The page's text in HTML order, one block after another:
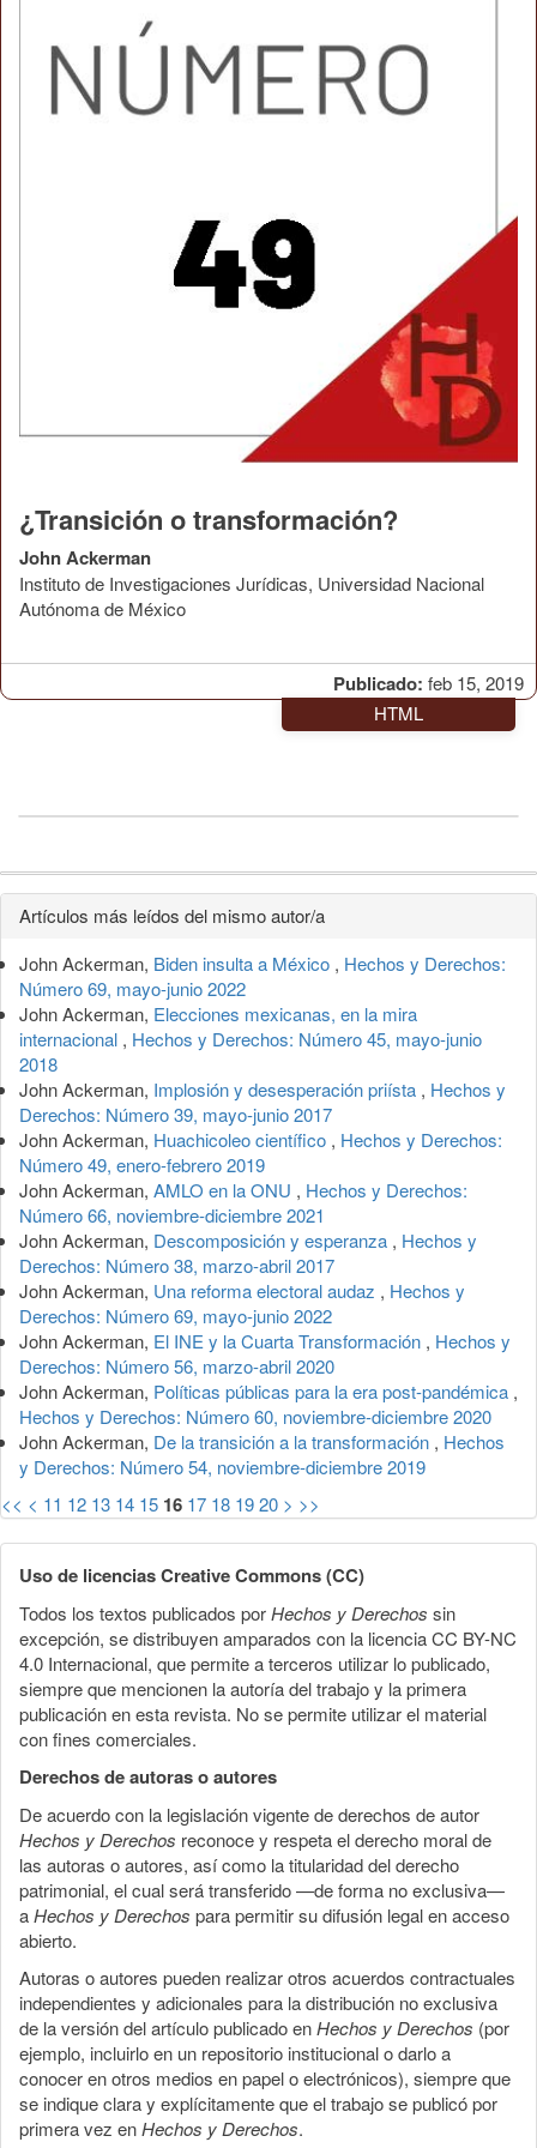
Publicado: feb 15, 2019
¿Transición o transformación?
John Ackerman
Instituto de Investigaciones Jurídicas, Universidad Nacional
Autónoma de México
HTML
Detalles
del
artículo
Artículos más leídos del mismo autor/a
John Ackerman, Biden insulta a México , Hechos y Derechos:
Número 69, mayo-junio 2022
John Ackerman, Elecciones mexicanas, en la mira
internacional , Hechos y Derechos: Número 45, mayo-junio
2018
John Ackerman, Implosión y desesperación priísta , Hechos y
Derechos: Número 39, mayo-junio 2017
John Ackerman, Huachicoleo científico , Hechos y Derechos:
Número 49, enero-febrero 2019
John Ackerman, AMLO en la ONU , Hechos y Derechos:
Número 66, noviembre-diciembre 2021
John Ackerman, Descomposición y esperanza , Hechos y
Derechos: Número 38, marzo-abril 2017
John Ackerman, Una reforma electoral audaz , Hechos y
Derechos: Número 69, mayo-junio 2022
John Ackerman, El INE y la Cuarta Transformación , Hechos y
Derechos: Número 56, marzo-abril 2020
John Ackerman, Políticas públicas para la era post-pandémica ,
Hechos y Derechos: Número 60, noviembre-diciembre 2020
John Ackerman, De la transición a la transformación , Hechos
y Derechos: Número 54, noviembre-diciembre 2019
<< < 11 12 13 14 15 16 17 18 1920 > >>
Uso de licencias Creative Commons (CC)
Todos los textos publicados porHechos y Derechos sin
excepción, se distribuyen amparados con la licencia CC BY-NC
4.0 Internacional, que permite a terceros utilizar lo publicado,
siempre que mencionen la autoría del trabajo y la primera
publicación en esta revista. No se permite utilizar el material
con fines comerciales.
Derechos de autoras o autores
De acuerdo con la legislación vigente de derechos de autor
Hechos y Derechos reconoce y respeta el derecho moral de
las autoras o autores, así como la titularidad del derecho
patrimonial, el cual será transferido —de forma no exclusiva—
aHechos y Derechos para permitir su difusión legal en acceso
abierto.
Autoras o autores pueden realizar otros acuerdos contractuales
independientes y adicionales para la distribución no exclusiva
de la versión del artículo publicado enHechos y Derechos (por
ejemplo, incluirlo en un repositorio institucional o darlo a
conocer en otros medios en papel o electrónicos), siempre que
se indique clara y explícitamente que el trabajo se publicó por
primera vez enHechos y Derechos.